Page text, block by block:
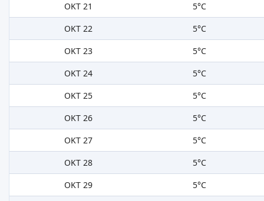
OKT 21
5°C
OKT 22
5°C
OKT 23
5°C
OKT 24
5°C
OKT 25
5°C
OKT 26
5°C
OKT 27
5°C
OKT 28
5°C
OKT 29
5°C